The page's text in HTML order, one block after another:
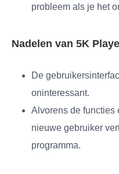
probleem als je het
Nadelen van 5K
De
oninteressant.
Alvorens de functies
nieuwe gebruiker
programma.